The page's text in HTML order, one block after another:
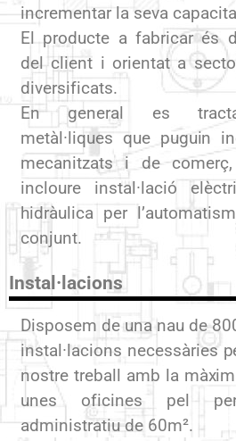
incrementar la seva
El producte a fabricar és
del client i orientat a
diversificats.
En general es
metàl·liques que puguin
mecanitzats i de
incloure instal·lació
hidràulica per
conjunt.
Instal·lacions
Disposem de una nau de
instal·lacions necessàries
nostre treball amb la
unes oficines pel
administratiu de 60m².